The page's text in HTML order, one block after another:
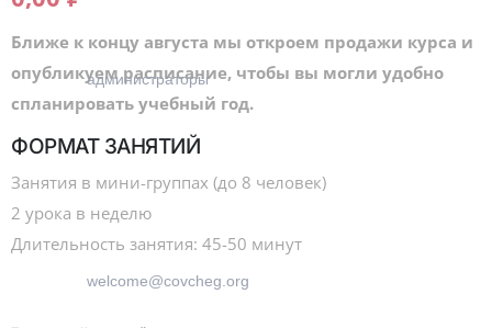
Ближе к концу августа мы откроем продажи курса и
опубликуем расписание, чтобы вы могли удобно
спланировать учебный год.
ФОРМАТ ЗАНЯТИЙ
Занятия в мини-группах (до 8 человек)
2 урока в неделю
Длительность занятия: 45-50 минут
+7 (915) 129-92-36
администраторы
welcome@covcheg.org